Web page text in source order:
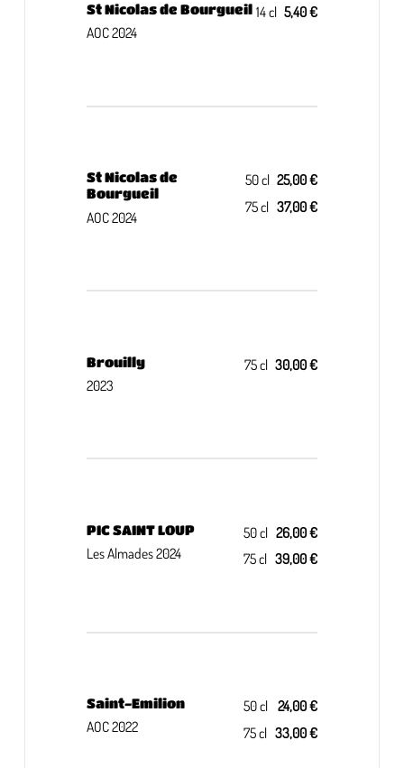
St Nicolas de Bourgueil
AOC 2024
14 cl 5,40 €
St Nicolas de
Bourgueil
AOC 2024
50 cl 25,00 €
75 cl 37,00 €
Brouilly
2023
75 cl 30,00 €
PIC SAINT LOUP
Les Almades 2024
50 cl 26,00 €
75 cl 39,00 €
Saint-Emilion
AOC 2022
50 cl 24,00 €
75 cl 33,00 €